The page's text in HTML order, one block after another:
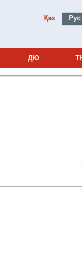
Қаз Рус
ДЮ